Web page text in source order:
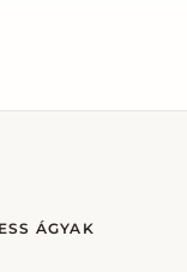
ÁGYAK